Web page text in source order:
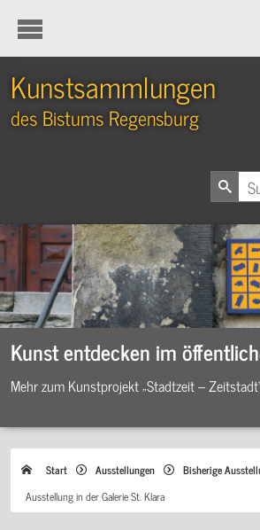
Kunstsammlungen
des Bistums Regensburg
Kunst entdecken im
Mehr zum Kunstprojekt „Stadtzeit –
Start Ausstellungen
Bisherige
Ausstellung in der Galerie St. Klara